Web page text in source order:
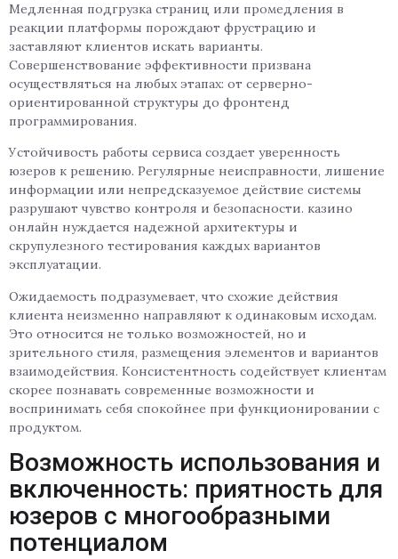
Медленная подгрузка страниц или промедления в
реакции платформы порождают фрустрацию и
заставляют клиентов искать варианты.
Совершенствование эффективности призвана
осуществляться на любых этапах: от серверно-
ориентированной структуры до фронтенд
программирования.
Устойчивость работы сервиса создает уверенность
юзеров к решению. Регулярные неисправности, лишение
информации или непредсказуемое действие системы
разрушают чувство контроля и безопасности. казино
онлайн нуждается надежной архитектуры и
скрупулезного тестирования каждых вариантов
эксплуатации.
Ожидаемость подразумевает, что схожие действия
клиента неизменно направляют к одинаковым исходам.
Это относится не только возможностей, но и
зрительного стиля, размещения элементов и вариантов
взаимодействия. Консистентность содействует клиентам
скорее познавать современные возможности и
воспринимать себя спокойнее при функционировании с
продуктом.
Возможность использования и
включенность: приятность для
юзеров с многообразными
потенциалом